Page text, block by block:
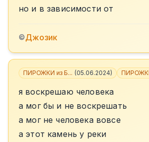
но и в зависимости от
©Джозик
ПИРОЖКИ из Б... (05.06.2024)
я воскрешаю человека
а мог бы и не воскрешать
а мог не человека вовсе
а этот камень у реки